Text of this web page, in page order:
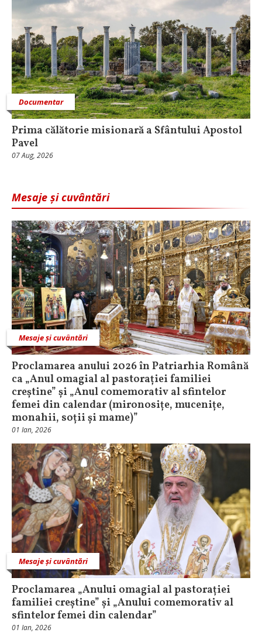
Documentar
Prima călătorie misionară a Sfântului Apostol
Pavel
07 Aug, 2026
Mesaje și cuvântări
Mesaje și cuvântări
Proclamarea anului 2026 în Patriarhia Română
ca „Anul omagial al pastorației familiei
creștine” și „Anul comemorativ al sfintelor
femei din calendar (mironosițe, mucenițe,
monahii, soții și mame)”
01 Ian, 2026
Mesaje și cuvântări
Proclamarea „Anului omagial al pastorației
familiei creștine” și „Anului comemorativ al
sfintelor femei din calendar”
01 Ian, 2026